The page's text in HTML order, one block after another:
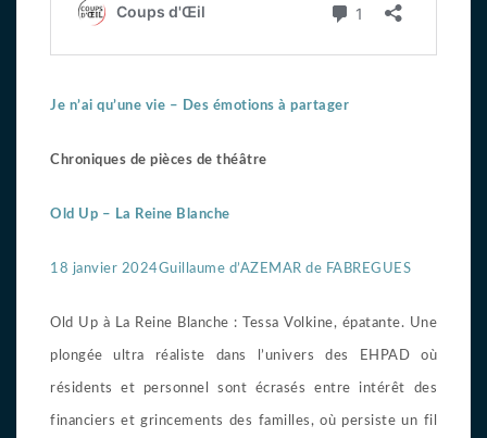
Je n’ai qu’une vie – Des émotions à partager
Chroniques de pièces de théâtre
Old Up – La Reine Blanche
18 janvier 2024Guillaume d’AZEMAR de FABREGUES
Old Up à La Reine Blanche : Tessa Volkine, épatante. Une
plongée ultra réaliste dans l’univers des EHPAD où
résidents et personnel sont écrasés entre intérêt des
financiers et grincements des familles, où persiste un fil